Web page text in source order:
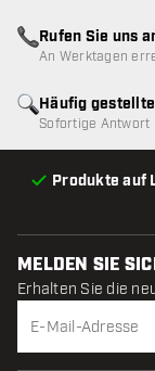
Produkte auf
Häufig
Sofortige Antwort
Rufen Sie uns
An Werktagen
MELDEN SIE
Erhalten Sie die